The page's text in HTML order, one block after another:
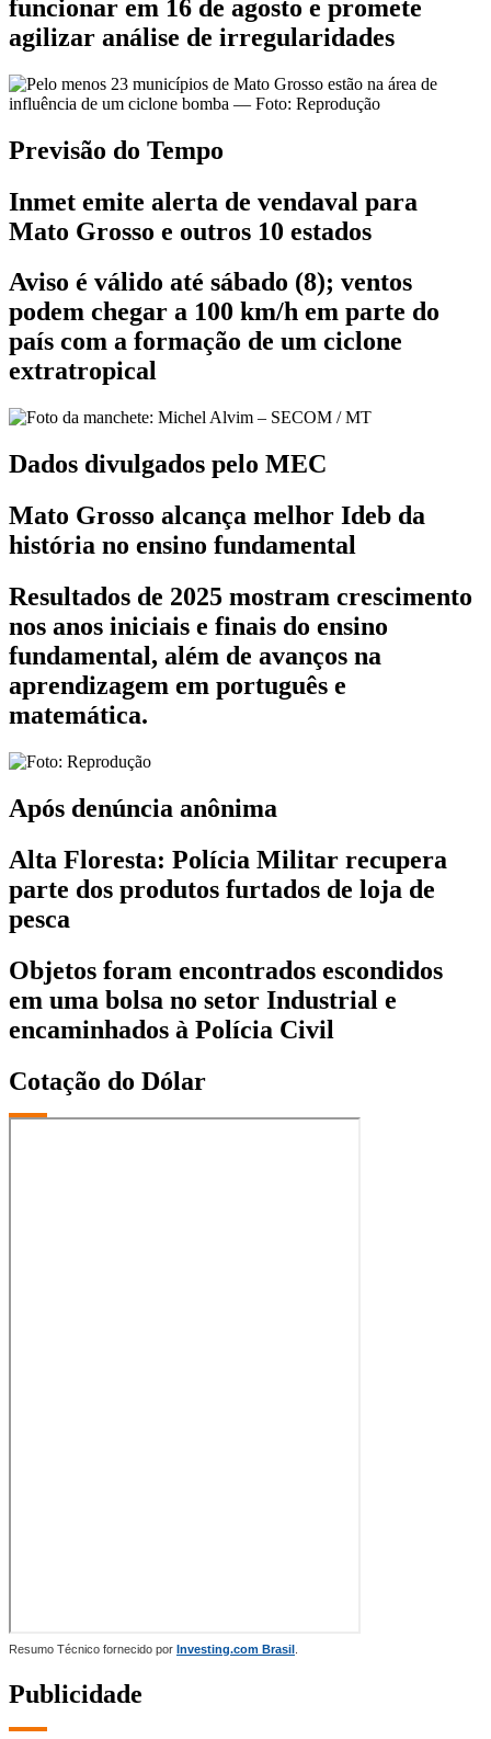
funcionar em 16 de agosto e promete
agilizar análise de irregularidades
Previsão do Tempo
Inmet emite alerta de vendaval para
Mato Grosso e outros 10 estados
Aviso é válido até sábado (8); ventos
podem chegar a 100 km/h em parte do
país com a formação de um ciclone
extratropical
Dados divulgados pelo MEC
Mato Grosso alcança melhor Ideb da
história no ensino fundamental
Resultados de 2025 mostram crescimento
nos anos iniciais e finais do ensino
fundamental, além de avanços na
aprendizagem em português e
matemática.
Após denúncia anônima
Alta Floresta: Polícia Militar recupera
parte dos produtos furtados de loja de
pesca
Objetos foram encontrados escondidos
em uma bolsa no setor Industrial e
encaminhados à Polícia Civil
Cotação do Dólar
Resumo Técnico fornecido por Investing.com Brasil .
Publicidade